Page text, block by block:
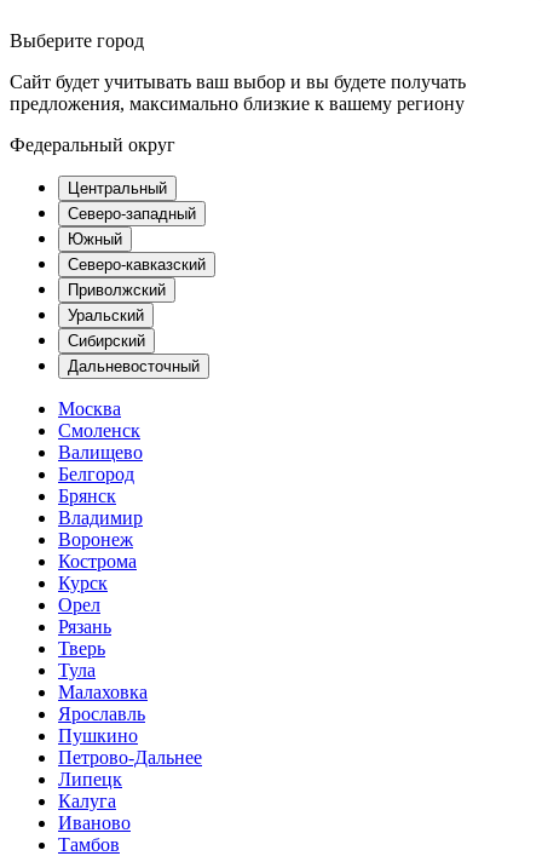
Выберите город
Сайт будет учитывать ваш выбор и вы будете получать
предложения, максимально близкие к вашему региону
Федеральный округ
Центральный
Северо-западный
Южный
Северо-кавказский
Приволжский
Уральский
Сибирский
Дальневосточный
Москва
Смоленск
Валищево
Белгород
Брянск
Владимир
Воронеж
Кострома
Курск
Орел
Рязань
Тверь
Тула
Малаховка
Ярославль
Пушкино
Петрово-Дальнее
Липецк
Калуга
Иваново
Тамбов